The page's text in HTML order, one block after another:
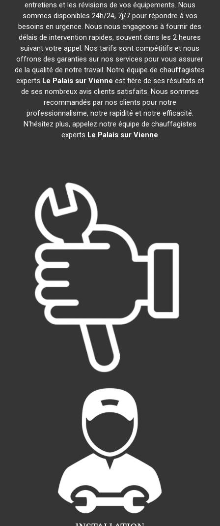
entretiens et les révisions de vos équipements. Nous
sommes disponibles 24h/24, 7j/7 pour répondre à vos
besoins en urgence. Nous nous engageons à fournir des
délais de intervention rapides, souvent dans les 2 heures
suivant votre appel. Nos tarifs sont compétitifs et nous
offrons des garanties sur nos services pour vous assurer
de la qualité de notre travail. Notre équipe de chauffagistes
experts Le Palais sur Vienne est fière de ses résultats et
de ses nombreux avis clients satisfaits. Nous sommes
recommandés par nos clients pour notre
professionnalisme, notre rapidité et notre efficacité.
N'hésitez plus, appelez notre équipe de chauffagistes
experts Le Palais sur Vienne